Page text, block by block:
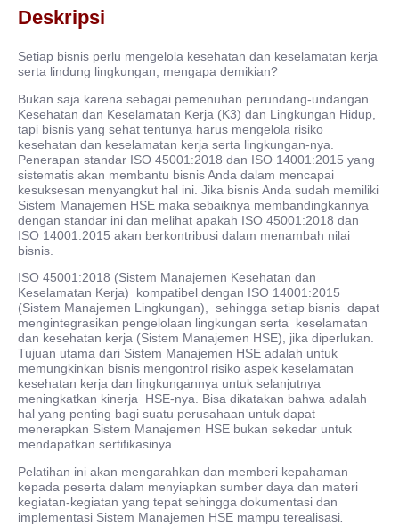
Deskripsi
Setiap bisnis perlu mengelola kesehatan dan keselamatan kerja
serta lindung lingkungan, mengapa demikian?
Bukan saja karena sebagai pemenuhan perundang-undangan
Kesehatan dan Keselamatan Kerja (K3) dan Lingkungan Hidup,
tapi bisnis yang sehat tentunya harus mengelola risiko
kesehatan dan keselamatan kerja serta lingkungan-nya.
Penerapan standar ISO 45001:2018 dan ISO 14001:2015 yang
sistematis akan membantu bisnis Anda dalam mencapai
kesuksesan menyangkut hal ini. Jika bisnis Anda sudah memiliki
Sistem Manajemen HSE maka sebaiknya membandingkannya
dengan standar ini dan melihat apakah ISO 45001:2018 dan
ISO 14001:2015 akan berkontribusi dalam menambah nilai
bisnis.
ISO 45001:2018 (Sistem Manajemen Kesehatan dan
Keselamatan Kerja) kompatibel dengan ISO 14001:2015
(Sistem Manajemen Lingkungan), sehingga setiap bisnis dapat
mengintegrasikan pengelolaan lingkungan serta keselamatan
dan kesehatan kerja (Sistem Manajemen HSE), jika diperlukan.
Tujuan utama dari Sistem Manajemen HSE adalah untuk
memungkinkan bisnis mengontrol risiko aspek keselamatan
kesehatan kerja dan lingkungannya untuk selanjutnya
meningkatkan kinerja HSE-nya. Bisa dikatakan bahwa adalah
hal yang penting bagi suatu perusahaan untuk dapat
menerapkan Sistem Manajemen HSE bukan sekedar untuk
mendapatkan sertifikasinya.
Pelatihan ini akan mengarahkan dan memberi kepahaman
kepada peserta dalam menyiapkan sumber daya dan materi
kegiatan-kegiatan yang tepat sehingga dokumentasi dan
implementasi Sistem Manajemen HSE mampu terealisasi.